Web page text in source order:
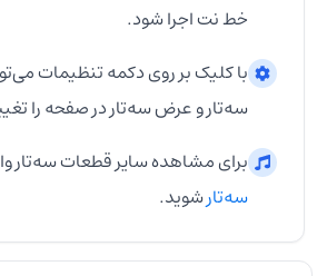
خط نت اجرا شود.
با کلیک بر روی دکمه تنظیمات
سه‌تارو عرضسه‌تاردر صفحه را
برای مشاهده سایر قطعاتسه‌تار
سه‌تارشوید.